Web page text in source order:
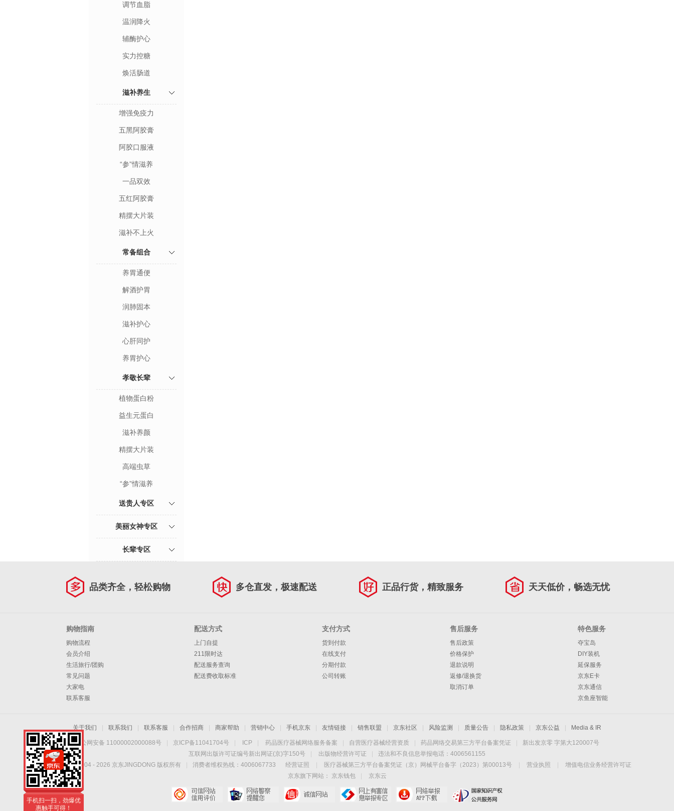
调节血脂
温润降火
辅酶护心
实力控糖
焕活肠道
滋补养生
增强免疫力
五黑阿胶膏
阿胶口服液
“参”情滋养
一品双效
五红阿胶膏
精摆大片装
滋补不上火
常备组合
养胃通便
解酒护胃
润肺固本
滋补护心
心肝同护
养胃护心
孝敬长辈
植物蛋白粉
益生元蛋白
滋补养颜
精摆大片装
高端虫草
“参”情滋养
送贵人专区
美丽女神专区
长辈专区
品类齐全，轻松购物 多仓直发，极速配送 正品行货，精致服务 天天低价，畅选无忧
购物指南
购物流程
会员介绍
生活旅行/团购
常见问题
大家电
联系客服
配送方式
上门自提
211限时达
配送服务查询
配送费收取标准
支付方式
货到付款
在线支付
分期付款
公司转账
售后服务
售后政策
价格保护
退款说明
返修/退换货
取消订单
特色服务
夺宝岛
DIY装机
延保服务
京东E卡
京东通信
京鱼座智能
关于我们 联系我们 联系客服 合作招商 商家帮助 营销中心 手机京东 友情链接 销售联盟 京东社区 风险监测 质量公告 隐私政策 京东公益 Media & IR
京公网安备 11000002000088号 京ICP备11041704号 ICP 药品医疗器械网络服务备案 自营医疗器械经营资质 药品网络交易第三方平台备案凭证
新出发京零 字第大120007号
互联网出版许可证编号新出网证(京)字150号
出版物经营许可证
违法和不良信息举报电话：4006561155
Copyright © 2004 - 2026 京东JINGDONG 版权所有 消费者维权热线：4006067733 经营证照 医疗器械第三方平台备案凭证（京）网械平台备字（2023）第00013号 营业执照
增值电信业务经营许可证
京东旗下网站：
京东钱包
京东云
手机扫一扫，劲爆优
惠触手可得！
手机扫一扫，劲爆优
惠触手可得！